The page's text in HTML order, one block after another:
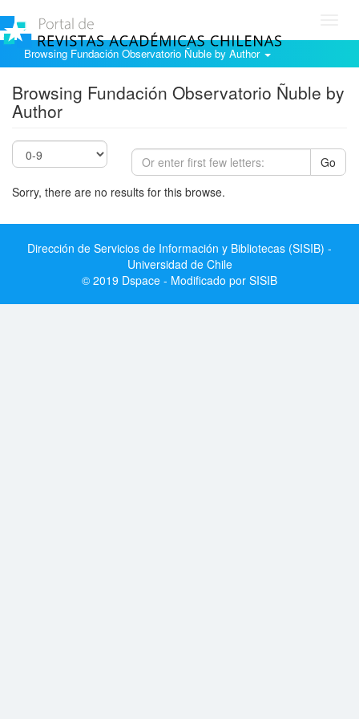
Browsing Fundación Observatorio Ñuble by Author
Browsing Fundación Observatorio Ñuble by
Author
Go
Sorry, there are no results for this browse.
Dirección de Servicios de Información y Bibliotecas (SISIB) -
Universidad de Chile
© 2019 Dspace - Modificado por SISIB